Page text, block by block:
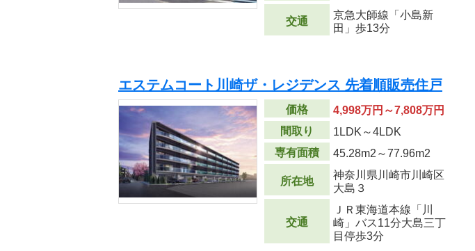
交通
京急大師線「小島新
田」歩13分
エステムコート川崎ザ・レジデンス 先着順販売住戸
価格
4,998万円～7,808万円
間取り
1LDK～4LDK
専有面積
45.28m2 ～77.96m2
所在地
神奈川県川崎市川崎区
大島３
交通
ＪＲ東海道本線「川
崎」バス11分大島三丁
目停歩3分